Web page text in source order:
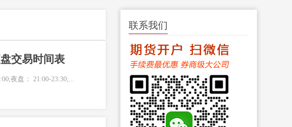
交易时间表
夜盘： 21:00-23:30;...
联系我们